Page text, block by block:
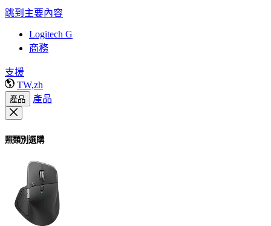
跳到主要內容
Logitech G
商務
支援
TW,zh
產品 產品
照類別選購